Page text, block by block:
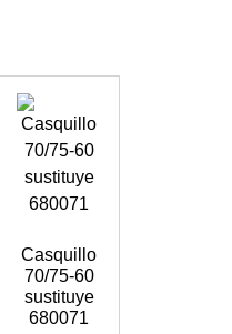
Casquillo
70/75-60
sustituye
680071